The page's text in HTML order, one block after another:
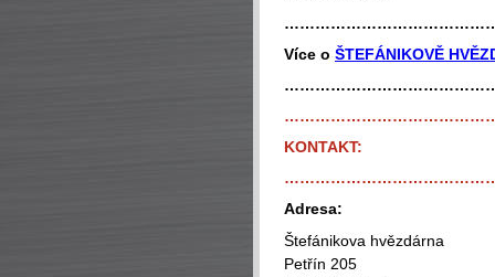
Více o ŠTEFÁNIKOVĚ
KONTAKT:
Adresa:
Štefánikova hvězdárna
Petřín 205